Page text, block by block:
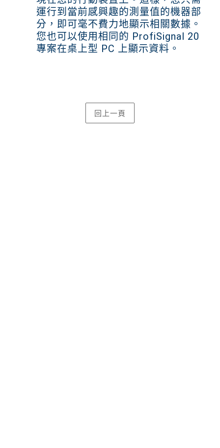
運行到當前感興趣的測量值的機器部
分，即可毫不費力地顯示相關數據。
您也可以使用相同的 ProfiSignal 20
專案在桌上型 PC 上顯示資料。